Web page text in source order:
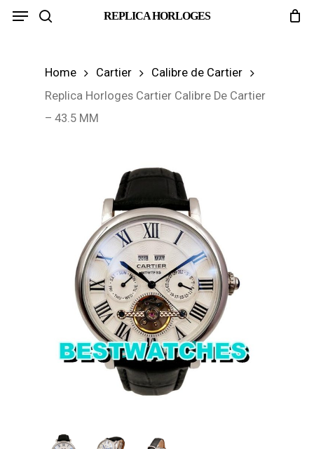
Skip
REPLICA HORLOGES
Menu
Home Cartier
Calibre de Cartier
Replica Horloges Cartier Calibre De Cartier
– 43.5 MM